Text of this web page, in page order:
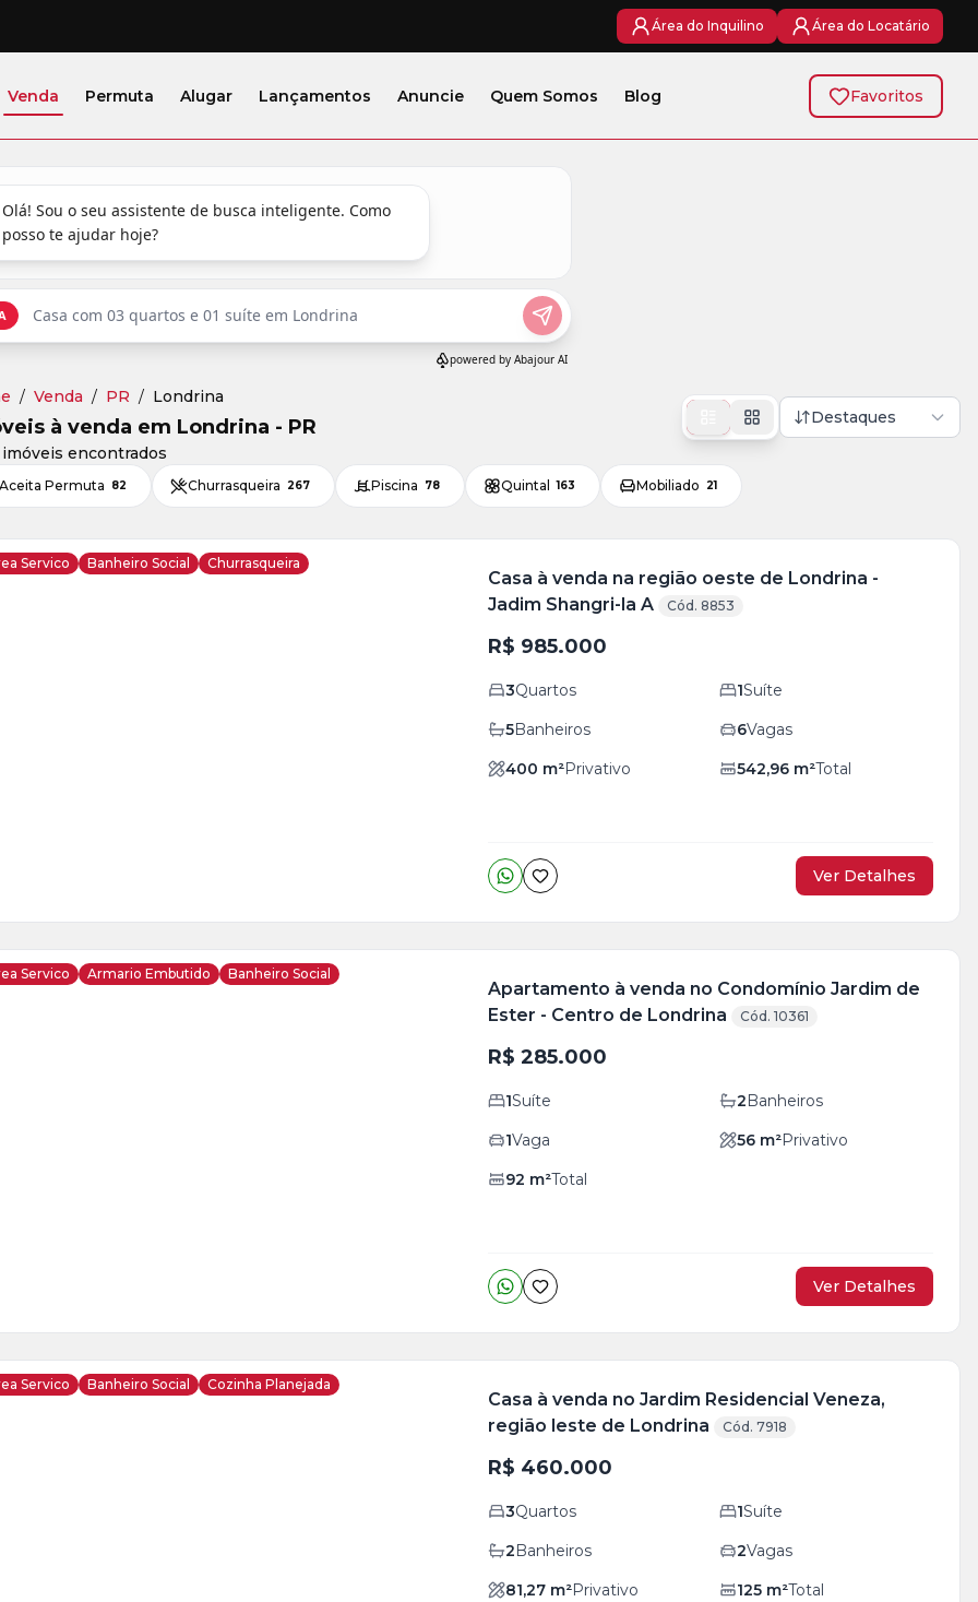
Área do Inquilino Área do Locatário
Venda Permuta Alugar Lançamentos Anuncie Quem Somos Blog Favoritos
/ Venda / PR / Londrina
à venda em Londrina - PR
imóveis encontrados
Destaques
Permuta 82 Churrasqueira 267 Piscina 78 Quintal 163 Mobiliado 21
Servico Banheiro Social Churrasqueira
Casa à venda na região oeste de Londrina -
Jadim Shangri-la A
Cód. 8853
R$ 985.000
3Quartos 1Suíte
5Banheiros 6Vagas
400 m²Privativo 542,96m²Total
Ver Detalhes
Servico Armario Embutido Banheiro Social
Apartamento à venda no Condomínio Jardim de
Ester - Centro de Londrina
Cód. 10361
R$ 285.000
1Suíte 2Banheiros
1Vaga 56m²Privativo
92 m²Total
Ver Detalhes
Servico Banheiro Social Cozinha Planejada
Casa à venda no Jardim Residencial Veneza,
região leste de Londrina
Cód. 7918
R$ 460.000
3Quartos 1Suíte
2Banheiros 2Vagas
81,27m²Privativo 125m²Total